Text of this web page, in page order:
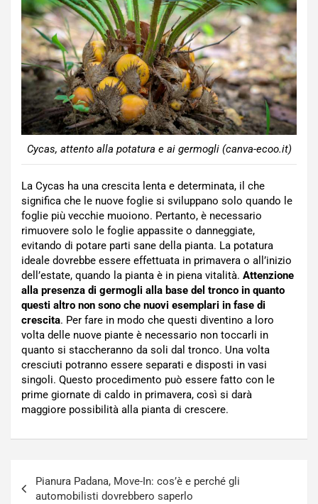
Cycas, attento alla potatura e ai germogli (canva-ecoo.it)
La Cycas ha una crescita lenta e determinata, il che
significa che le nuove foglie si sviluppano solo quando le
foglie più vecchie muoiono. Pertanto, è necessario
rimuovere solo le foglie appassite o danneggiate,
evitando di potare parti sane della pianta. La potatura
ideale dovrebbe essere effettuata in primavera o all’inizio
dell’estate, quando la pianta è in piena vitalità. Attenzione
alla presenza di germogli alla base del tronco in quanto
questi altro non sono che nuovi esemplari in fase di
crescita. Per fare in modo che questi diventino a loro
volta delle nuove piante è necessario non toccarli in
quanto si staccheranno da soli dal tronco. Una volta
cresciuti potranno essere separati e disposti in vasi
singoli. Questo procedimento può essere fatto con le
prime giornate di caldo in primavera, così si darà
maggiore possibilità alla pianta di crescere.
articoli
Pianura Padana, Move-In: cos’è e perché gli
automobilisti dovrebbero saperlo